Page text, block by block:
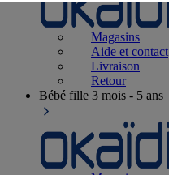
Magasins
Aide et contact
Livraison
Retour
Bébé fille 3 mois - 5 ans